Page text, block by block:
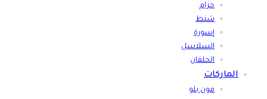
حزام
شنط
إسورة
السلاسل
الحلقان
الماركات
مون بلو